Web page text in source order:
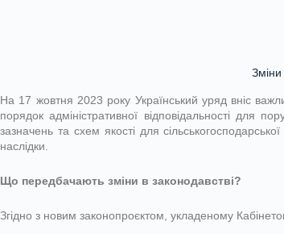
Зміни
На 17 жовтня 2023 року Український уряд вніс
порядок адміністративної відповідальності для
зазначень та схем якості для
наслідки.
Що передбачають зміни в законодавстві?
Згідно з новим законопроєктом, укладеному